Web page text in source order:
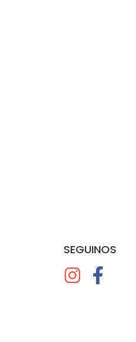
SEGUINOS